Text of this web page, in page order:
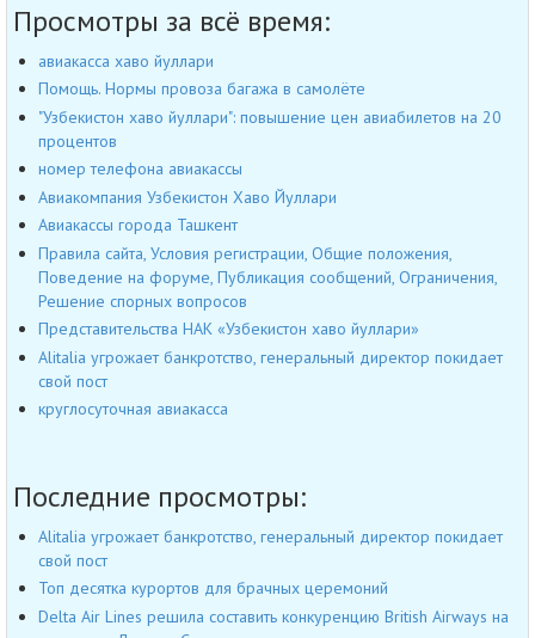
Просмотры за всё время:
авиакасса хаво йуллари
Помощь. Нормы провоза багажа в самолёте
"Узбекистон хаво йуллари": повышение цен авиабилетов на 20
процентов
номер телефона авиакассы
Авиакомпания Узбекистон Хаво Йуллари
Авиакассы города Ташкент
Правила сайта, Условия регистрации, Общие положения,
Поведение на форуме, Публикация сообщений, Ограничения,
Решение спорных вопросов
Представительства НАК «Узбекистон хаво йуллари»
Alitalia угрожает банкротство, генеральный директор покидает
свой пост
круглосуточная авиакасса
Последние просмотры:
Alitalia угрожает банкротство, генеральный директор покидает
свой пост
Топ десятка курортов для брачных церемоний
Delta Air Lines решила составить конкуренцию British Airways на